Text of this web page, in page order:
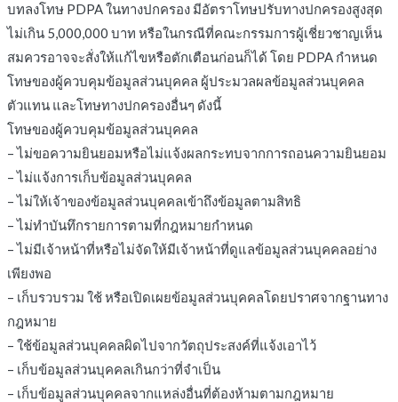
บทลงโทษ PDPA ในทางปกครอง มีอัตราโทษปรับทางปกครองสูงสุด
ไม่เกิน 5,000,000 บาท หรือในกรณีที่คณะกรรมการผู้เชี่ยวชาญเห็น
สมควรอาจจะสั่งให้แก้ไขหรือตักเตือนก่อนก็ได้ โดย PDPA กำหนด
โทษของผู้ควบคุมข้อมูลส่วนบุคคล ผู้ประมวลผลข้อมูลส่วนบุคคล
ตัวแทน และโทษทางปกครองอื่นๆ ดังนี้
โทษของผู้ควบคุมข้อมูลส่วนบุคคล
– ไม่ขอความยินยอมหรือไม่แจ้งผลกระทบจากการถอนความยินยอม
– ไม่แจ้งการเก็บข้อมูลส่วนบุคคล
– ไม่ให้เจ้าของข้อมูลส่วนบุคคลเข้าถึงข้อมูลตามสิทธิ
– ไม่ทำบันทึกรายการตามที่กฎหมายกำหนด
– ไม่มีเจ้าหน้าที่หรือไม่จัดให้มีเจ้าหน้าที่ดูแลข้อมูลส่วนบุคคลอย่าง
เพียงพอ
– เก็บรวบรวม ใช้ หรือเปิดเผยข้อมูลส่วนบุคคลโดยปราศจากฐานทาง
กฎหมาย
– ใช้ข้อมูลส่วนบุคคลผิดไปจากวัตถุประสงค์ที่แจ้งเอาไว้
– เก็บข้อมูลส่วนบุคคลเกินกว่าที่จำเป็น
– เก็บข้อมูลส่วนบุคคลจากแหล่งอื่นที่ต้องห้ามตามกฎหมาย